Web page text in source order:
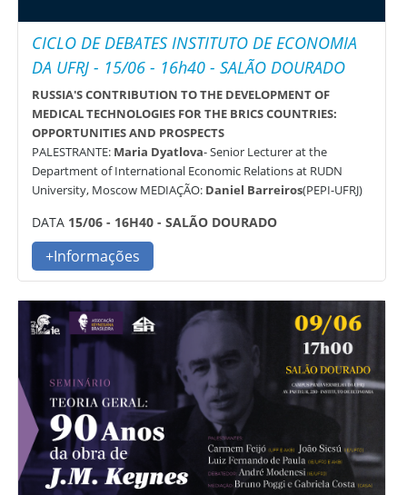
CICLO DE DEBATES INSTITUTO DE ECONOMIA
DA UFRJ - 15/06 - 16h40 - SALÃO DOURADO
RUSSIA'S CONTRIBUTION TO THE DEVELOPMENT OF
MEDICAL TECHNOLOGIES FOR THE BRICS COUNTRIES:
OPPORTUNITIES AND PROSPECTS
PALESTRANTE:Maria Dyatlova- Senior Lecturer at the
Department of International Economic Relations at RUDN
University, Moscow MEDIAÇÃO:Daniel Barreiros(PEPI-UFRJ)
DATA15/06 - 16H40 - SALÃO DOURADO
+Informações